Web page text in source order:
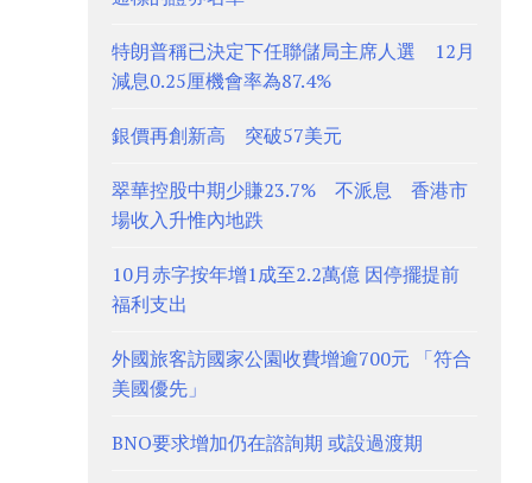
特朗普稱已決定下任聯儲局主席人選 12月
減息0.25厘機會率為87.4%
銀價再創新高 突破57美元
翠華控股中期少賺23.7% 不派息 香港市
場收入升惟內地跌
10月赤字按年增1成至2.2萬億 因停擺提前
福利支出
外國旅客訪國家公園收費增逾700元 「符合
美國優先」
BNO要求增加仍在諮詢期 或設過渡期